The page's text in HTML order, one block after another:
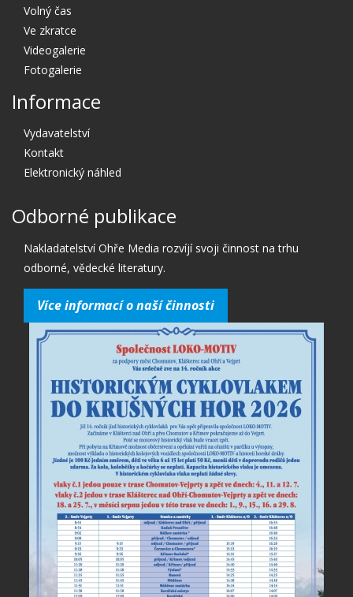
Volný čas
Ve zkratce
Videogalerie
Fotogalerie
Informace
Vydavatelství
Kontakt
Elektronický náhled
Odborné publikace
Nakladatelství Ohře Media rozvíjí svoji činnost na trhu
odborné, vědecké literatury.
Více informací o naší činnosti